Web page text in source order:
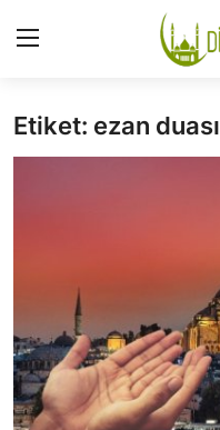
Giriş
HAKKIMIZDA
DESTEKLİYORUM
SURELER
Etiket: ezan duası